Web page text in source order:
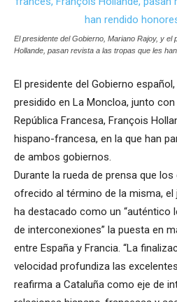
El presidente del Gobierno, Mariano Rajoy, y
Hollande, pasan revista a las tropas que les
El presidente del Gobierno
presidido en La Moncloa, junto
República Francesa, François
hispano-francesa, en la que han
de ambos gobiernos.
Durante la rueda de prensa que
ofrecido al término de la misma, el
ha destacado como un “auténtico
de interconexiones” la puesta en
entre España y Francia. “La
velocidad profundiza las
reafirma a Cataluña como eje de